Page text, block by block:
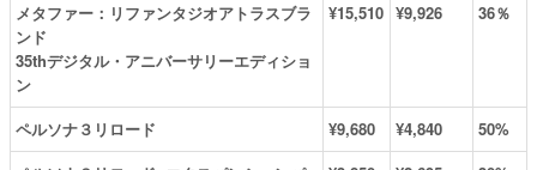
メタファー：リファンタジオアトラスブラ
ンド
35thデジタル・アニバーサリーエディショ
ン
¥15,510 ¥9,926 36％
ペルソナ３リロード ¥9,680 ¥4,840
50%